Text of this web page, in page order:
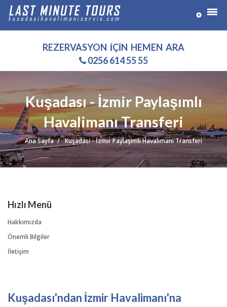
REZERVASYON İÇİN HEMEN ARA
0256 614 55 55
Kuşadası - İzmir Paylaşımlı
Havalimanı Transferi
Ana Sayfa Kuşadası - İzmir Paylaşımlı Havalimanı Transferi
Hızlı Menü
Hakkımızda
Önemli Bilgiler
İletişim
Kuşadası'ndan İzmir Havalimanı'na